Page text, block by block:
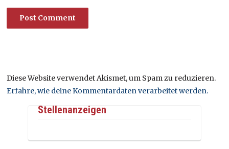
Diese Website verwendet Akismet, um Spam zu reduzieren.
Erfahre, wie deine Kommentardaten verarbeitet werden.
Stellenanzeigen